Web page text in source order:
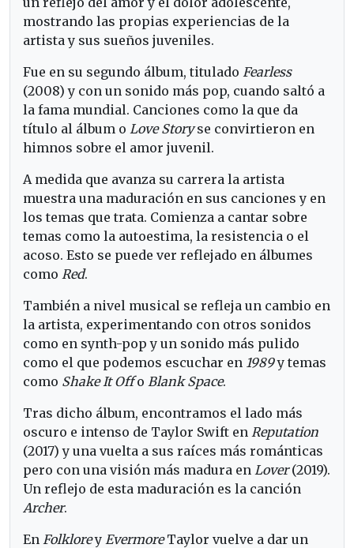
mostrando las propias experiencias de la
artista y sus sueños juveniles.
Fue en su segundo álbum, titulado Fearless
(2008) y con un sonido más pop, cuando saltó a
la fama mundial. Canciones como la que da
título al álbum o Love Storyse convirtieron en
himnos sobre el amor juvenil.
A medida que avanza su carrera la artista
muestra una maduración en sus canciones y en
los temas que trata. Comienza a cantar sobre
temas como la autoestima, la resistencia o el
acoso. Esto se puede ver reflejado en álbumes
como Red.
También a nivel musical se refleja un cambio en
la artista, experimentando con otros sonidos
como en synth-pop y un sonido más pulido
como el que podemos escuchar en 1989y temas
como Shake It Offo Blank Space.
Tras dicho álbum, encontramos el lado más
oscuro e intenso de Taylor Swift en Reputation
(2017) y una vuelta a sus raíces más románticas
pero con una visión más madura en Lover(2019).
Un reflejo de esta maduración es la canción
Archer.
En Folklorey EvermoreTaylor vuelve a dar un